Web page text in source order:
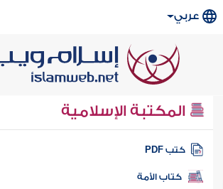
عربي
المكتبة الإسلامية
كتب PDF